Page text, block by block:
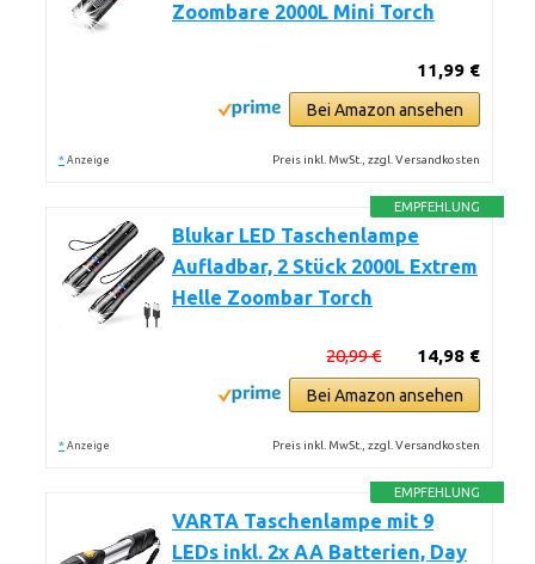
Zoombare 2000L Mini Torch
11,99 €
Bei Amazon ansehen
* Anzeige Preis inkl. MwSt., zzgl. Versandkosten
EMPFEHLUNG
Blukar LED Taschenlampe
Aufladbar, 2 Stück 2000L Extrem
Helle Zoombar Torch
14,98 €
20,99 €
Bei Amazon ansehen
* Anzeige Preis inkl. MwSt., zzgl. Versandkosten
EMPFEHLUNG
VARTA Taschenlampe mit 9
LEDs inkl. 2x AA Batterien, Day